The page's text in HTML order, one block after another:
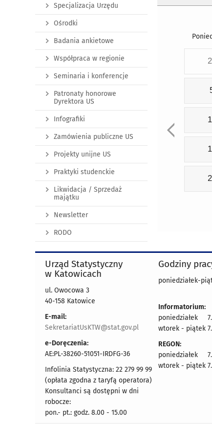
Specjalizacja Urzędu
Ośrodki
Badania ankietowe
Współpraca w regionie
Seminaria i konferencje
Patronaty honorowe
Dyrektora US
Infografiki
Zamówienia publiczne US
Projekty unijne US
Praktyki studenckie
Likwidacja / Sprzedaż
majątku
Newsletter
RODO
Urząd Statystyczny
w Katowicach
ul. Owocowa 3
40-158 Katowice
E-mail:
SekretariatUsKTW@stat.gov.pl
e-Doręczenia:
AE:PL-38260-51051-IRDFG-36
Infolinia Statystyczna: 22 279 99 99
(opłata zgodna z taryfą operatora)
Konsultanci są dostępni w dni
robocze:
pon.- pt.: godz. 8.00 - 15.00
Godziny
poniedziałek-
Informatorium:
poniedziałek
wtorek - piątek
REGON:
poniedziałek
wtorek - piątek